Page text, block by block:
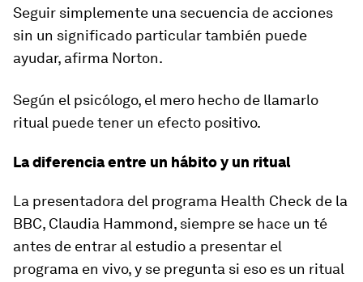
Seguir simplemente una secuencia de acciones
sin un significado particular también puede
ayudar, afirma Norton.
Según el psicólogo, el mero hecho de llamarlo
ritual puede tener un efecto positivo.
La diferencia entre un hábito y un ritual
La presentadora del programa Health Check de la
BBC, Claudia Hammond, siempre se hace un té
antes de entrar al estudio a presentar el
programa en vivo, y se pregunta si eso es un ritual